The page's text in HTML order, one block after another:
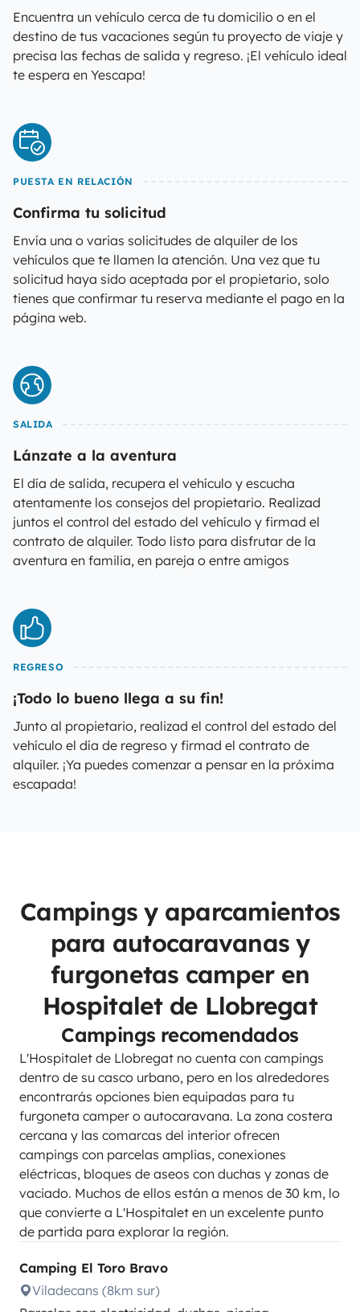
Encuentra un vehículo cerca de tu domicilio o en el
destino de tus vacaciones según tu proyecto de viaje y
precisa las fechas de salida y regreso. ¡El vehículo ideal
te espera en Yescapa!
PUESTA EN RELACIÓN
Confirma tu solicitud
Envía una o varias solicitudes de alquiler de los
vehículos que te llamen la atención. Una vez que tu
solicitud haya sido aceptada por el propietario, solo
tienes que confirmar tu reserva mediante el pago en la
página web.
SALIDA
Lánzate a la aventura
El día de salida, recupera el vehículo y escucha
atentamente los consejos del propietario. Realizad
juntos el control del estado del vehículo y firmad el
contrato de alquiler. Todo listo para disfrutar de la
aventura en familia, en pareja o entre amigos
REGRESO
¡Todo lo bueno llega a su fin!
Junto al propietario, realizad el control del estado del
vehículo el día de regreso y firmad el contrato de
alquiler. ¡Ya puedes comenzar a pensar en la próxima
escapada!
Campings y aparcamientos
para autocaravanas y
furgonetas camper en
Hospitalet de Llobregat
Campings recomendados
L'Hospitalet de Llobregat no cuenta con campings
dentro de su casco urbano, pero en los alrededores
encontrarás opciones bien equipadas para tu
furgoneta camper o autocaravana. La zona costera
cercana y las comarcas del interior ofrecen
campings con parcelas amplias, conexiones
eléctricas, bloques de aseos con duchas y zonas de
vaciado. Muchos de ellos están a menos de 30 km, lo
que convierte a L'Hospitalet en un excelente punto
de partida para explorar la región.
Camping El Toro Bravo
Viladecans (8km sur)